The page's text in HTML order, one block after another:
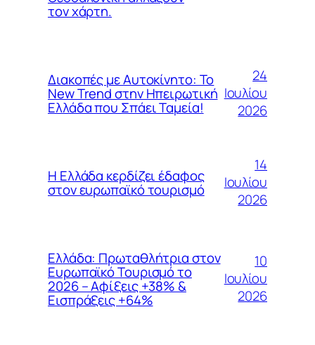
τον χάρτη.
Διακοπές με Αυτοκίνητο: Το
New Trend στην Ηπειρωτική
Ελλάδα που Σπάει Ταμεία!
24
Ιουλίου
2026
Η Ελλάδα κερδίζει έδαφος
στον ευρωπαϊκό τουρισμό
14
Ιουλίου
2026
Ελλάδα: Πρωταθλήτρια στον
Ευρωπαϊκό Τουρισμό το
2026 – Αφίξεις +38% &
Εισπράξεις +64%
10
Ιουλίου
2026